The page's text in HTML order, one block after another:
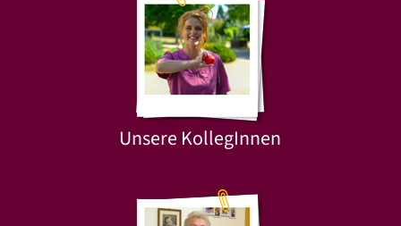
Unsere KollegInnen